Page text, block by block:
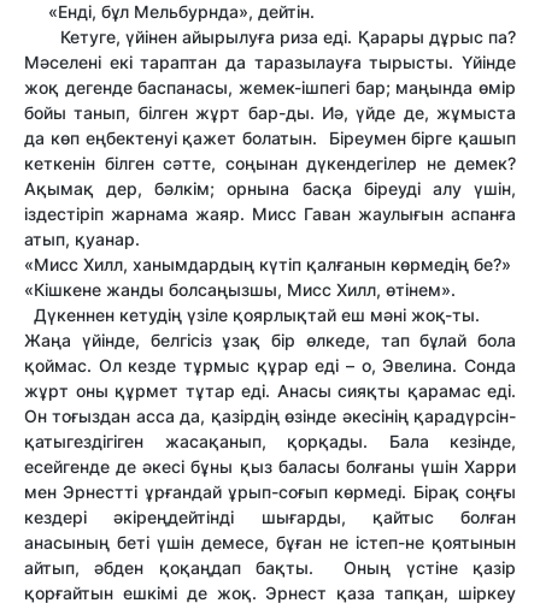
«Енді, бұл Мельбурнда», дейтін.
Кетуге, үйінен айырылуға риза еді. Қарары дұрыс па?
Мәселені екі тараптан да таразылауға тырысты. Үйінде
жоқ дегенде баспанасы, жемек-ішпегі бар; маңында өмір
бойы танып, білген жұрт бар-ды. Иә, үйде де, жұмыста
да көп еңбектенуі қажет болатын. Біреумен бірге қашып
кеткенін білген сәтте, соңынан дүкендегілер не демек?
Ақымақ дер, бәлкім; орнына басқа біреуді алу үшін,
іздестіріп жарнама жаяр. Мисс Гаван жаулығын аспанға
атып, қуанар.
«Мисс Хилл, ханымдардың күтіп қалғанын көрмедің бе?»
«Кішкене жанды болсаңызшы, Мисс Хилл, өтінем».
Дүкеннен кетудің үзіле қоярлықтай еш мәні жоқ-ты.
Жаңа үйінде, белгісіз ұзақ бір өлкеде, тап бұлай бола
қоймас. Ол кезде тұрмыс құрар еді – о, Эвелина. Сонда
жұрт оны құрмет тұтар еді. Анасы сияқты қарамас еді.
Он тоғыздан асса да, қазірдің өзінде әкесінің қарадүрсін-
қатыгездігіген жасақанып, қорқады. Бала кезінде,
есейгенде де әкесі бұны қыз баласы болғаны үшін Харри
мен Эрнестті ұрғандай ұрып-соғып көрмеді. Бірақ соңғы
кездері әкіреңдейтінді шығарды, қайтыс болған
анасының беті үшін демесе, бұған не істеп-не қоятынын
айтып, әбден қоқаңдап бақты. Оның үстіне қазір
қорғайтын ешкімі де жоқ. Эрнест қаза тапқан, шіркеу